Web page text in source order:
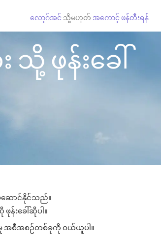
လော့ဂ်အင် သို့မဟုတ် အကောင့် ဖန်တီးရန်
သို့ ဖုန်းခေါ်
ပ်ဆောင်နိုင်သည်။
န်းခေါ်ဆိုပါ။
မှု အစီအစဉ်တစ်ခုကို ဝယ်ယူပါ။